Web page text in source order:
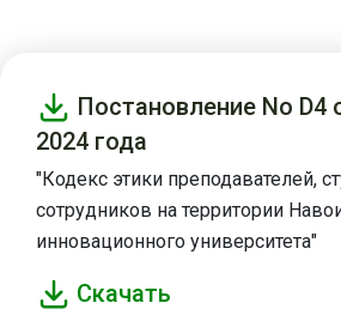
Постановление No D4
2024 года
"Кодекс этики преподавателей,
сотрудников на территории
инновационного университета"
Скачать